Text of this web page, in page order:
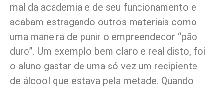
mal da academia e de seu funcionamento e
acabam estragando outros materiais como
uma maneira de punir o empreendedor “pão
duro”. Um exemplo bem claro e real disto, foi
o aluno gastar de uma só vez um recipiente
de álcool que estava pela metade. Quando